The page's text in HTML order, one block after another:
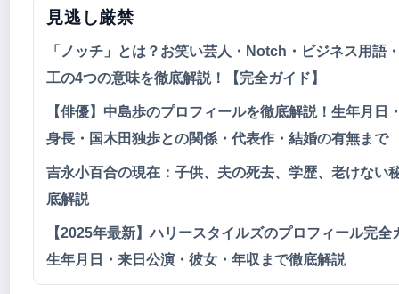
見逃し厳禁
「ノッチ」とは？お笑い芸人・Notch・ビジネス用語
工の4つの意味を徹底解説！【完全ガイド】
【俳優】中島歩のプロフィールを徹底解説！生年月日
身長・国木田独歩との関係・代表作・結婚の有無まで
吉永小百合の現在：子供、夫の死去、学歴、老けない
底解説
【2025年最新】ハリースタイルズのプロフィール完全
生年月日・来日公演・彼女・年収まで徹底解説